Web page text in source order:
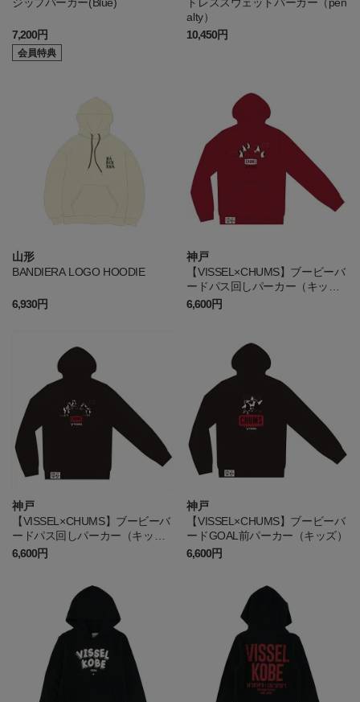
7,200円
会員特典
alty）
10,450円
山形
BANDIERA LOGO HOODIE
6,930円
神戸
【VISSEL×CHUMS】ブービーバ
ードパス回しパーカー（キッ
ズ）
6,600円
神戸
【VISSEL×CHUMS】ブービーバ
ードパス回しパーカー（キッ
ズ）
6,600円
神戸
【VISSEL×CHUMS】ブービーバ
ードGOAL前パーカー（キッズ）
6,600円